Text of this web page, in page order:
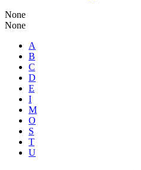
None
None
A
B
C
D
E
I
M
O
S
T
U